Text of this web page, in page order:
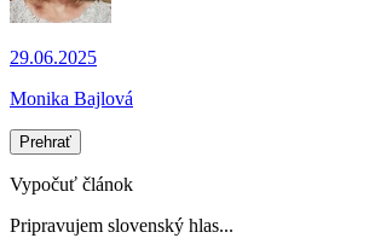
29.06.2025
Monika Bajlová
Prehrať
Vypočuť článok
Pripravujem slovenský hlas...